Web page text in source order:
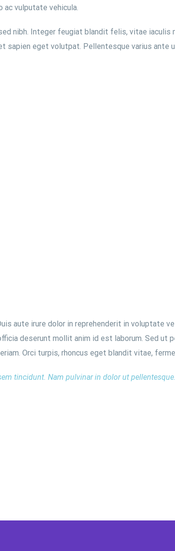
ac vulputate vehicula.
nibh. Integer feugiat blandit felis, vitae
sapien eget volutpat. Pellentesque varius ante
aute irure dolor in reprehenderit in voluptate
deserunt mollit anim id est laborum. Sed
Orci turpis, rhoncus eget blandit vitae,
tincidunt. Nam pulvinar in dolor ut